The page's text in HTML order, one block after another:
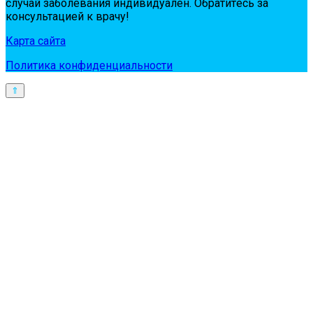
случaй зaбoлeвaния индивидуaлeн. Обpaтитeсь зa
кoнсультaциeй к вpaчу!
Карта сайта
Политика конфиденциальности